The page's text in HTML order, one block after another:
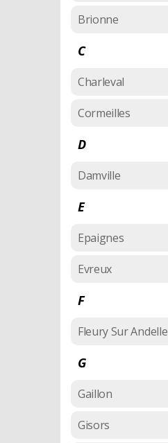
Brionne
C
Charleval
Cormeilles
D
Damville
E
Epaignes
Evreux
F
Fleury Sur Andelle
G
Gaillon
Gisors